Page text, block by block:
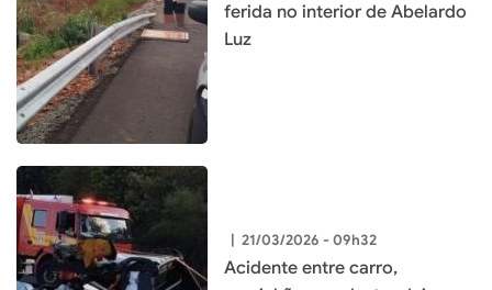
ferida no interior de Abelardo
Luz
| 21/03/2026 - 09h32
Acidente entre carro,